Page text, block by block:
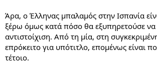
Άρα, ο Έλληνας μπαλαμός στην Ισπανία
ξέρω όμως κατά πόσο θα εξυπηρετούσε να
αντιστοίχιση. Από τη μία, στη
επρόκειτο για υπότιτλο, επομένως είναι
τέτοιο.